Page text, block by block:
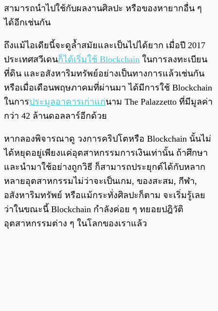
สามารถนำไปใช้กับผลงานศิลปะ หรือของหายากอื่น ๆ
ได้อีกเช่นกัน
ถึงแม้ไอเดียนี้จะดูล้ำสมัยและเป็นไปได้ยาก เมื่อปี 2017
ประเทศสวีเดนก็ได้เริ่มใช้ Blockchain ในการลงทะเบียน
ที่ดิน และอสังหาริมทรัพย์อย่างเป็นทางการแล้วเช่นกัน
หรือเมื่อเดือนพฤษภาคมที่ผ่านมา ได้มีการใช้ Blockchain
ในการประมูลอาคารเก่าแก่นาม The Palazzetto ที่มีมูลค่า
กว่า 42 ล้านดอลลาร์อีกด้วย
หากลองพิจารณาดู วงการคริปโตหรือ Blockchain นั้นไม่
ได้หยุดอยู่เพียงแค่อุตสาหกรรมการเงินเท่านั้น ถ้าศึกษา
และนำมาใช้อย่างถูกวิธี ก็สามารถประยุกต์ได้กับหลาก
หลายอุตสาหกรรมไม่ว่าจะเป็นเกม, ของสะสม, กีฬา,
อสังหาริมทรัพย์ หรือแม้กระทั่งศิลปะก็ตาม จะเริ่มรู้เลย
ว่าในขณะนี้ Blockchain กำลังค่อย ๆ ทยอยปฎิวัติ
อุตสาหกรรมต่าง ๆ ในโลกของเราแล้ว